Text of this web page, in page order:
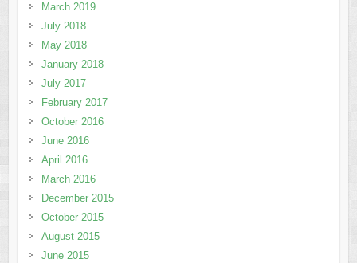
March 2019
July 2018
May 2018
January 2018
July 2017
February 2017
October 2016
June 2016
April 2016
March 2016
December 2015
October 2015
August 2015
June 2015